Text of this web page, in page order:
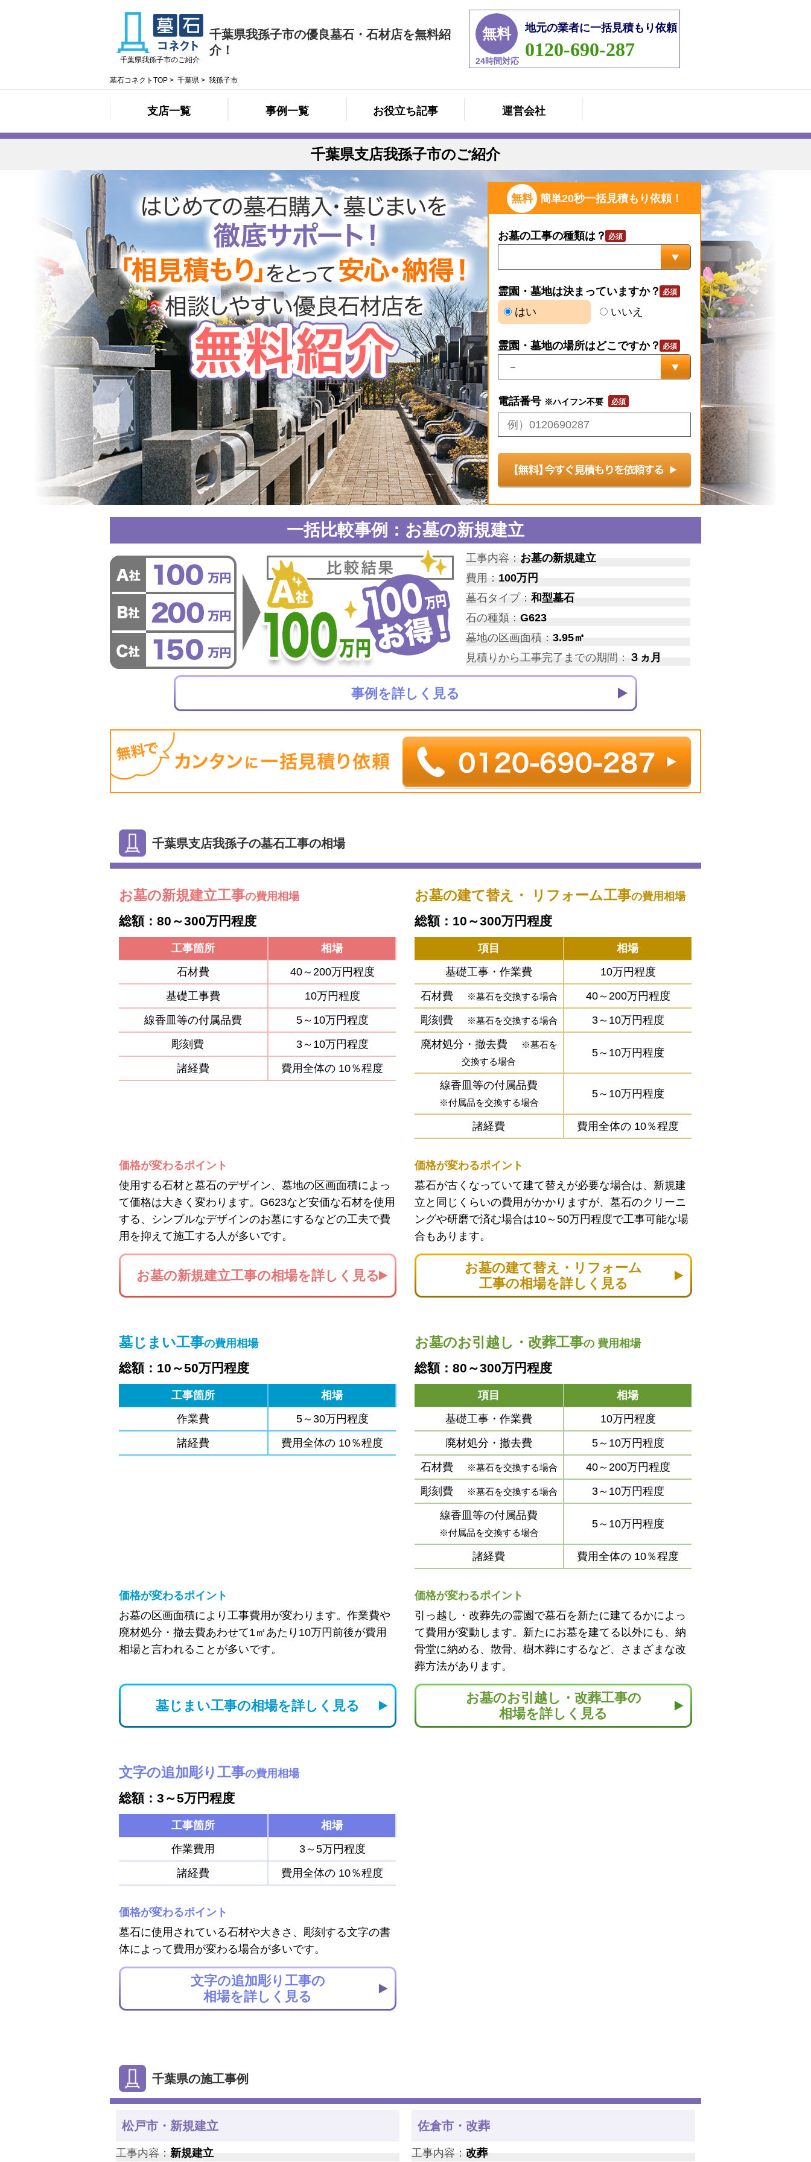
千葉県我孫子市の優良墓石・石材店を無料紹
介！
千葉県我孫子市のご紹介
墓石コネクトTOP > 千葉県 > 我孫子市
無料
24時間対応
地元の業者に一括見積もり依頼
0120-690-287
支店一覧 事例一覧 お役立ち記事 運営会社
千葉県支店我孫子市のご紹介
無料 簡単20秒一括見積もり依頼！
お墓の工事の種類は？
霊園・墓地は決まっていますか？
はい
いいえ
霊園・墓地の場所はどこですか？
電話番号 ※ハイフン不要
一括比較事例：お墓の新規建立
工事内容： お墓の新規建立
費用： 100万円
墓石タイプ：和型墓石
石の種類： G623
墓地の区画面積： 3.95㎡
見積りから工事完了までの期間： ３ヵ月
事例を詳しく見る
千葉県支店我孫子の墓石工事の相場
お墓の新規建立工事の費用相場
総額：80～300万円程度
工事箇所
相場
石材費
40～200万円程度
基礎工事費
10万円程度
線香皿等の付属品費
5～10万円程度
彫刻費
3～10万円程度
諸経費
費用全体の 10％程度
価格が変わるポイント
使用する石材と墓石のデザイン、墓地の区画面積によっ
て価格は大きく変わります。G623など安価な石材を使用
する、シンプルなデザインのお墓にするなどの工夫で費
用を抑えて施工する人が多いです。
お墓の新規建立工事の相場を詳しく見る
お墓の建て替え・ リフォーム工事の費用相場
総額：10～300万円程度
項目
相場
基礎工事・作業費
10万円程度
石材費
※墓石を交換する場合
40～200万円程度
彫刻費
※墓石を交換する場合
3～10万円程度
廃材処分・撤去費
※墓石を
交換する場合
5～10万円程度
線香皿等の付属品費
※付属品を交換する場合
5～10万円程度
諸経費 費用全体の 10％程度
価格が変わるポイント
墓石が古くなっていて建て替えが必要な場合は、新規建
立と同じくらいの費用がかかりますが、墓石のクリーニ
ングや研磨で済む場合は10～50万円程度で工事可能な場
合もあります。
お墓の建て替え・リフォーム
工事の相場を詳しく見る
墓じまい工事の費用相場
総額：10～50万円程度
工事箇所
相場
作業費
5～30万円程度
諸経費
費用全体の 10％程度
価格が変わるポイント
お墓の区画面積により工事費用が変わります。作業費や
廃材処分・撤去費あわせて1㎡あたり10万円前後が費用
相場と言われることが多いです。
墓じまい工事の相場を詳しく見る
お墓のお引越し・改葬工事の 費用相場
総額：80～300万円程度
項目
相場
基礎工事・作業費
10万円程度
廃材処分・撤去費
5～10万円程度
石材費
※墓石を交換する場合
40～200万円程度
彫刻費
※墓石を交換する場合
3～10万円程度
線香皿等の付属品費
※付属品を交換する場合
5～10万円程度
諸経費 費用全体の 10％程度
価格が変わるポイント
引っ越し・改葬先の霊園で墓石を新たに建てるかによっ
て費用が変動します。新たにお墓を建てる以外にも、納
骨堂に納める、散骨、樹木葬にするなど、さまざまな改
葬方法があります。
お墓のお引越し・改葬工事の
相場を詳しく見る
文字の追加彫り工事の費用相場
総額：3～5万円程度
工事箇所
相場
作業費用
3～5万円程度
諸経費
費用全体の 10％程度
価格が変わるポイント
墓石に使用されている石材や大きさ、彫刻する文字の書
体によって費用が変わる場合が多いです。
文字の追加彫り工事の
相場を詳しく見る
千葉県の施工事例
松戸市・新規建立
工事内容： 新規建立
佐倉市・改葬
工事内容： 改葬